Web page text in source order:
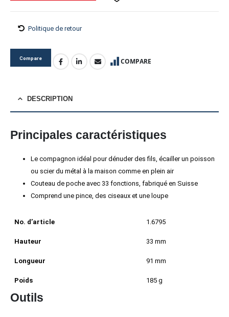
Politique de retour
Compare COMPARE
DESCRIPTION
Principales caractéristiques
Le compagnon idéal pour dénuder des fils, écailler un poisson
ou scier du métal à la maison comme en plein air
Couteau de poche avec 33 fonctions, fabriqué en Suisse
Comprend une pince, des ciseaux et une loupe
No. d’article 1.6795
Hauteur 33 mm
Longueur 91 mm
Poids 185 g
Outils